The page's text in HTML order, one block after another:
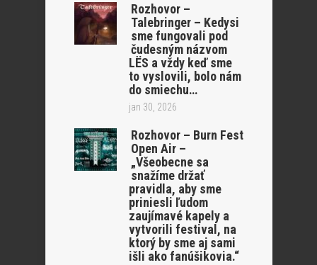
Rozhovor –
Talebringer – Kedysi
sme fungovali pod
čudesným názvom
LËS a vždy keď sme
to vyslovili, bolo nám
do smiechu…
jan 30, 2026
Rozhovor – Burn Fest
Open Air –
„Všeobecne sa
snažíme držať
pravidla, aby sme
priniesli ľudom
zaujímavé kapely a
vytvorili festival, na
ktorý by sme aj sami
išli ako fanúšikovia.“